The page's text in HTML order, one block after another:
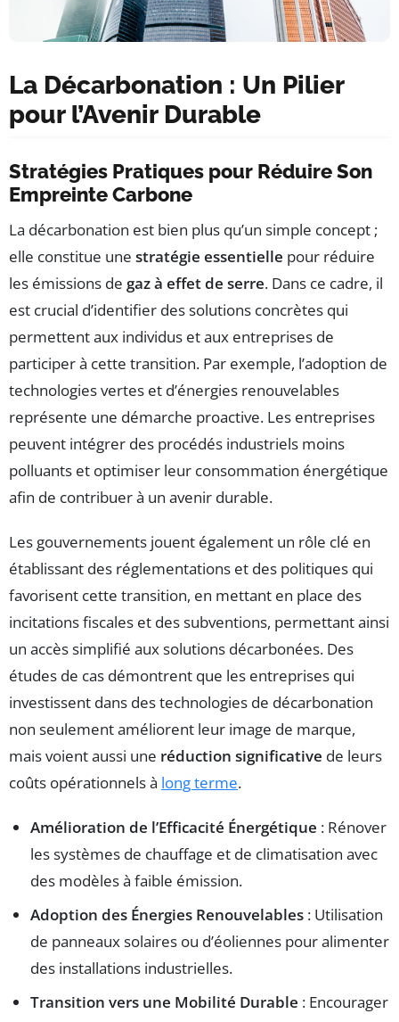
La Décarbonation : Un Pilier
pour l’Avenir Durable
Stratégies Pratiques pour Réduire Son
Empreinte Carbone
La décarbonation est bien plus qu’un simple concept ;
elle constitue une stratégie essentielle pour réduire
les émissions de gaz à effet de serre. Dans ce cadre, il
est crucial d’identifier des solutions concrètes qui
permettent aux individus et aux entreprises de
participer à cette transition. Par exemple, l’adoption de
technologies vertes et d’énergies renouvelables
représente une démarche proactive. Les entreprises
peuvent intégrer des procédés industriels moins
polluants et optimiser leur consommation énergétique
afin de contribuer à un avenir durable.
Les gouvernements jouent également un rôle clé en
établissant des réglementations et des politiques qui
favorisent cette transition, en mettant en place des
incitations fiscales et des subventions, permettant ainsi
un accès simplifié aux solutions décarbonées. Des
études de cas démontrent que les entreprises qui
investissent dans des technologies de décarbonation
non seulement améliorent leur image de marque,
mais voient aussi une réduction significative de leurs
coûts opérationnels à long terme.
Amélioration de l’Efficacité Énergétique : Rénover
les systèmes de chauffage et de climatisation avec
des modèles à faible émission.
Adoption des Énergies Renouvelables : Utilisation
de panneaux solaires ou d’éoliennes pour alimenter
des installations industrielles.
Transition vers une Mobilité Durable : Encourager